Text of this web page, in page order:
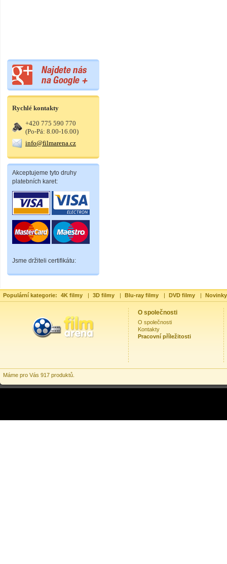
Rychlé kontakty
+420 775 590 770
(Po-Pá: 8.00-16.00)
info@filmarena.cz
Akceptujeme tyto druhy
platebních karet:
Jsme držiteli certifikátu:
Populární kategorie: 4K filmy | 3D filmy | Blu-ray filmy | DVD filmy |
O společnosti
O společnosti
Kontakty
Pracovní příležitosti
Máme pro Vás 917 produktů.